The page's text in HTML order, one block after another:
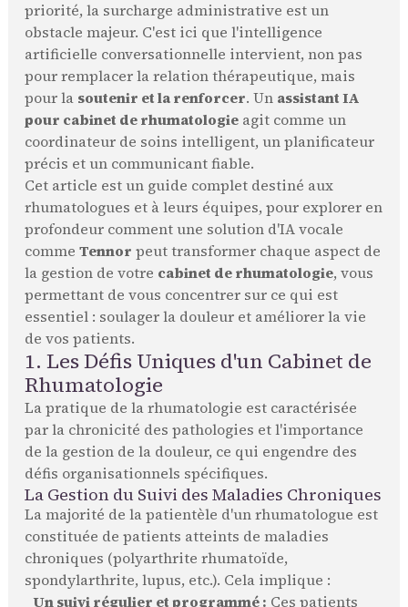
priorité, la surcharge administrative est un
obstacle majeur. C'est ici que l'intelligence
artificielle conversationnelle intervient, non pas
pour remplacer la relation thérapeutique, mais
pour la soutenir et la renforcer. Un assistant IA
pour cabinet de rhumatologieagit comme un
coordinateur de soins intelligent, un planificateur
précis et un communicant fiable.
Cet article est un guide complet destiné aux
rhumatologues et à leurs équipes, pour explorer en
profondeur comment une solution d'IA vocale
comme Tennor peut transformer chaque aspect de
la gestion de votre cabinet de rhumatologie, vous
permettant de vous concentrer sur ce qui est
essentiel : soulager la douleur et améliorer la vie
de vos patients.
1. Les Défis Uniques d'un Cabinet de
Rhumatologie
La pratique de la rhumatologie est caractérisée
par la chronicité des pathologies et l'importance
de la gestion de la douleur, ce qui engendre des
défis organisationnels spécifiques.
La Gestion du Suivi des Maladies Chroniques
La majorité de la patientèle d'un rhumatologue est
constituée de patients atteints de maladies
chroniques (polyarthrite rhumatoïde,
spondylarthrite, lupus, etc.). Cela implique :
Un suivi régulier et programmé : Ces patients